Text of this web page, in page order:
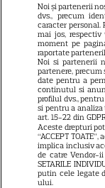
Noi și partenerii
dvs., precum
caracter personal.
mai jos,
moment pe
raportate
Noi si partenerii
partenere,
date pentru a
continutul si
profilul dvs.,
si pentru a analiza
art. 15-22 din
Aceste drepturi
“ACCEPT
implica inclusiv
de catre Vendor-ii
SETARILE
putin cele legate
ului.